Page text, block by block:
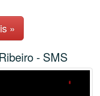
»
- SMS